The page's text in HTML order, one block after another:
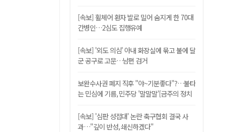
[속보] 휠체어 환자 발로 밀어 숨지게 한 70대
간병인…2심도 집행유예
[속보] '외도 의심' 아내 화장실에 묶고 불에 달
군 공구로 고문…남편 검거
보완수사권 폐지 직후 "야~기분좋다"?…불타
는 민심에 기름, 민주당 '말말말'[금주의 정치
[속보] '심판 성접대' 논란 축구협회 결국 사
과…"깊이 반성, 쇄신하겠다"